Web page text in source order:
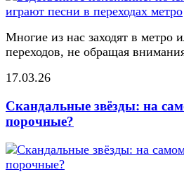
Многие из нас заходят в метро
переходов, не обращая
17.03.26
Скандальные звёзды: на
порочные?